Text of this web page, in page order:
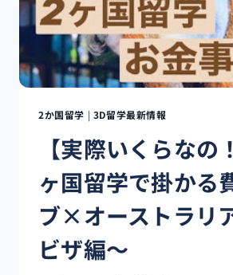
ー
ヒ
ー
を
め
～
2か国留学 | 3D留学最新情報
【実際いくらなの
ヶ国留学で掛かる
ブ×オーストラリ
ビザ編～